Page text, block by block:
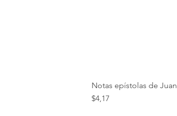
Notas epístolas de Juan
Precio
$4,17